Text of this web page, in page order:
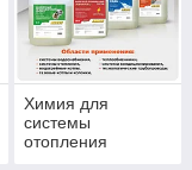
Химия для
системы
отопления